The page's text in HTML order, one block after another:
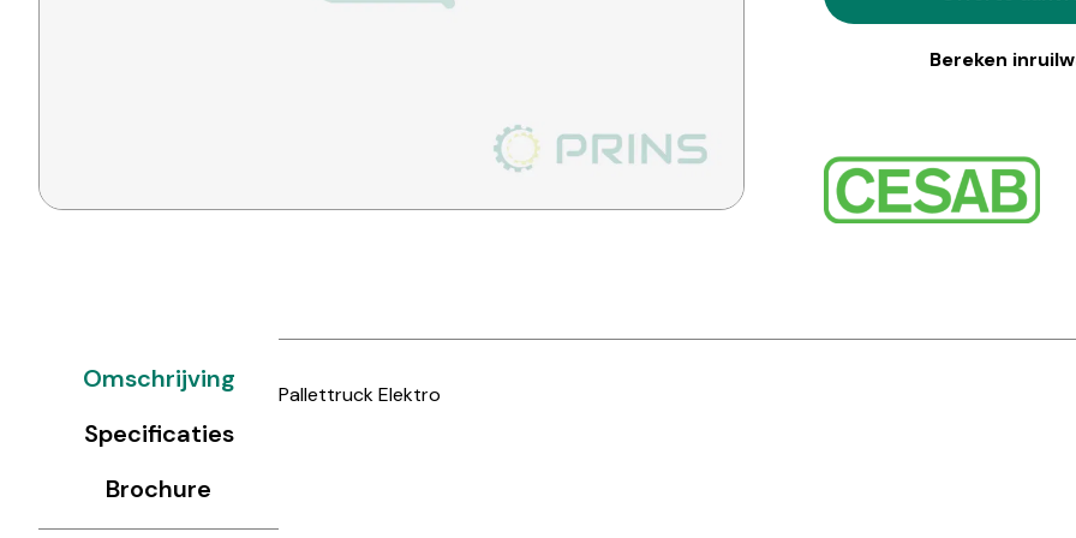
Bereken
Omschrijving
Specificaties
Brochure
Pallettruck Elektro